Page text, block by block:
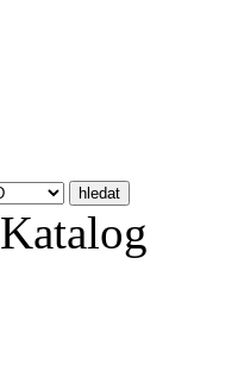
Katalog